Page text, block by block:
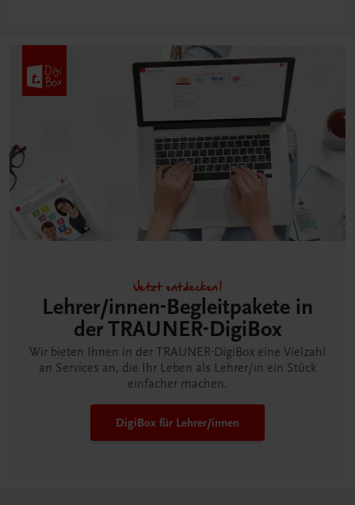
Jetzt entdecken!
Lehrer/innen-Begleitpakete in
der TRAUNER-DigiBox
Wir bieten Ihnen in der TRAUNER-DigiBox eine Vielzahl
an Services an, die Ihr Leben als Lehrer/in ein Stück
einfacher machen.
DigiBox für Lehrer/innen